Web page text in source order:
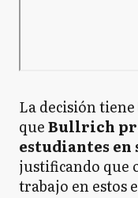
La decisión
queBullrich
estudiantes
justificando que
trabajo en estos